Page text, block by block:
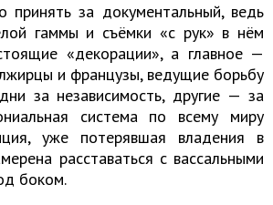
принять за документальный, ведь
гаммы и съёмки «с рук» в нём
«декорации», а главное —
и французы, ведущие борьбу
за независимость, другие — за
система по всему миру
уже потерявшая владения в
расставаться с вассальными
боком.